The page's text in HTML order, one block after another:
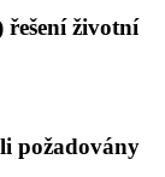
řešení životní
požadovány